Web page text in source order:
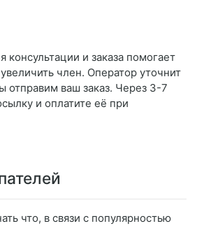
консультации и заказа помогает
член. Оператор уточнит
отправим ваш заказ. Через 3-7
и оплатите её при
что, в связи с популярностью